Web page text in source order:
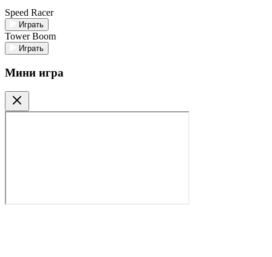
Speed Racer
Играть
Tower Boom
Играть
Мини игра